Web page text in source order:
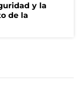
y la
de la